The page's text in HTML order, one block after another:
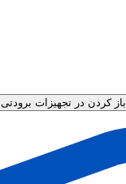
باز کردن در تجهیزات برودتی